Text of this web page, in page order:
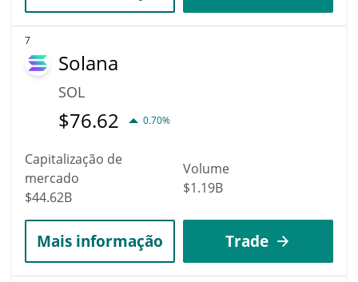
7
Solana
SOL
$76.62 0.70%
Capitalização de
mercado
$44.62B
Volume
$1.19B
Mais informação Trade